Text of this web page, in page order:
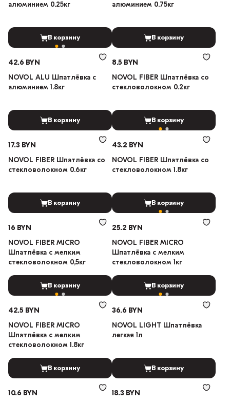
алюминием 0.25кг
В корзину
алюминием 0.75кг
В корзину
42.6 BYN
NOVOL ALU Шпатлёвка с
алюминием 1.8кг
В корзину
8.5 BYN
NOVOL FIBER Шпатлёвка со
стекловолокном 0.2кг
В корзину
17.3 BYN
NOVOL FIBER Шпатлёвка со
стекловолокном 0.6кг
В корзину
43.2 BYN
NOVOL FIBER Шпатлёвка со
стекловолокном 1.8кг
В корзину
16 BYN
NOVOL FIBER MICRO
Шпатлёвка с мелким
стекловолокном 0,5кг
В корзину
25.2 BYN
NOVOL FIBER MICRO
Шпатлёвка с мелким
стекловолокном 1кг
В корзину
42.5 BYN
NOVOL FIBER MICRO
Шпатлёвка с мелким
стекловолокном 1.8кг
В корзину
36.6 BYN
NOVOL LIGHT Шпатлёвка
легкая 1л
В корзину
10.6 BYN
18.3 BYN